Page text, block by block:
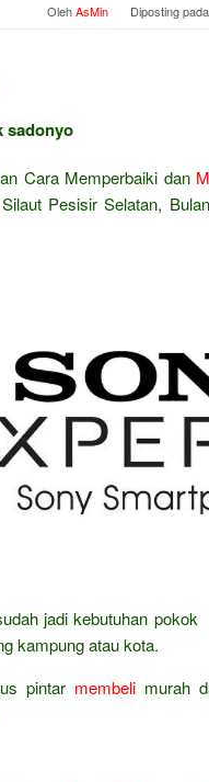
OlehAsMin Diposting pada
sadonyo
Cara Memperbaiki dan
Pesisir Selatan,
jadi kebutuhan
kampung atau kota.
pintar membelimurah